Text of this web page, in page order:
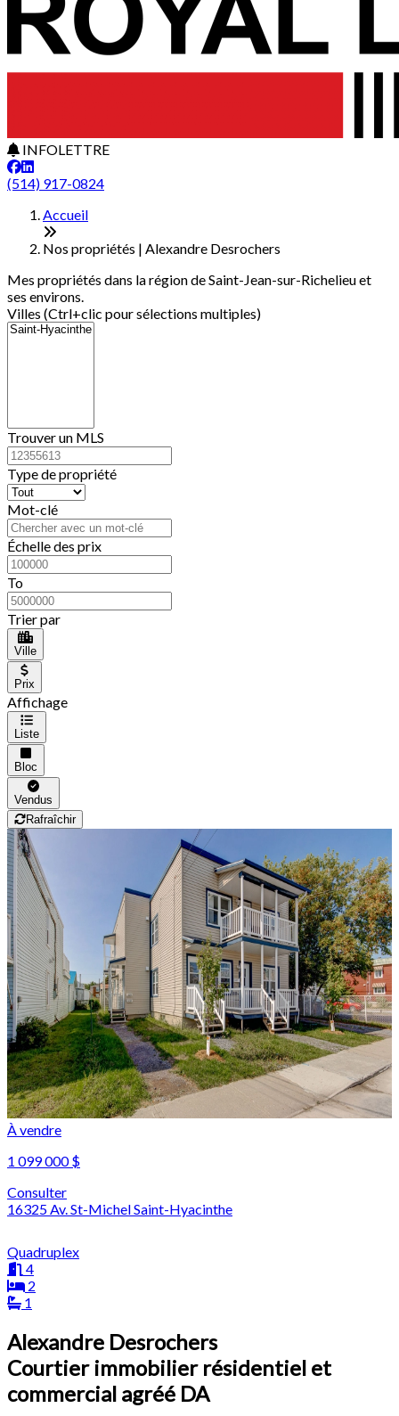
INFOLETTRE
(514) 917-0824
+
−
Accueil
Nos propriétés | Alexandre Desrochers
Mes propriétés dans la région de Saint-Jean-sur-Richelieu et
ses environs.
Villes (Ctrl+clic pour sélections multiples)
Trouver un MLS
Type de propriété
Mot-clé
Échelle des prix
To
Trier par
Ville
Prix
Affichage
Liste
Bloc
Vendus
Rafraîchir
À vendre
1 099 000 $
Consulter
16325 Av. St-Michel Saint-Hyacinthe
Quadruplex
4
2
1
Alexandre Desrochers
Courtier immobilier résidentiel et
commercial agréé DA